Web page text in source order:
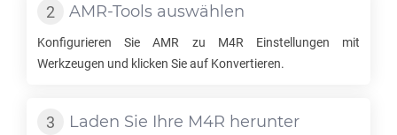
AMR-Tools auswählen
Konfigurieren SieAMR zu M4R Einstellungen mit
Werkzeugen und klicken Sie auf Konvertieren.
Laden Sie Ihre M4R herunter